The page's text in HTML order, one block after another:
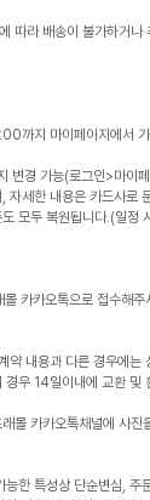
따라 배송이 불가하거나
까지 마이페이지에서
변경 가능(로그인>마이
세한 내용은 카드사로
모두 복원됩니다.(일정
카카오톡으로 접수해주
약 내용과 다른 경우에는
우 14일이내에 교환 및
몰 카카오톡채널에 사진
한 특성상 단순변심, 주